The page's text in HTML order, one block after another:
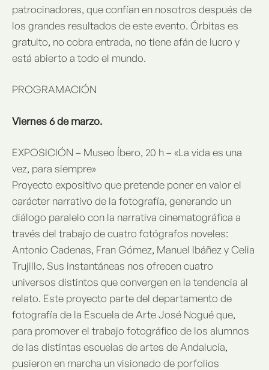
patrocinadores, que confían en nosotros después de
los grandes resultados de este evento. Órbitas es
gratuito, no cobra entrada, no tiene afán de lucro y
está abierto a todo el mundo.
PROGRAMACIÓN
Viernes 6 de marzo.
EXPOSICIÓN – Museo Íbero, 20 h – «La vida es una
vez, para siempre»
Proyecto expositivo que pretende poner en valor el
carácter narrativo de la fotografía, generando un
diálogo paralelo con la narrativa cinematográfica a
través del trabajo de cuatro fotógrafos noveles:
Antonio Cadenas, Fran Gómez, Manuel Ibáñez y Celia
Trujillo. Sus instantáneas nos ofrecen cuatro
universos distintos que convergen en la tendencia al
relato. Este proyecto parte del departamento de
fotografía de la Escuela de Arte José Nogué que,
para promover el trabajo fotográfico de los alumnos
de las distintas escuelas de artes de Andalucía,
pusieron en marcha un visionado de porfolios